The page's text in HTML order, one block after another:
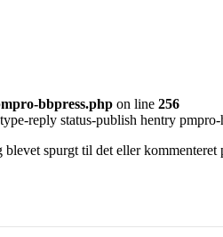
bbpress.php on line 256
reply status-publish hentry pmpro-
spurgt til det eller kommenteret